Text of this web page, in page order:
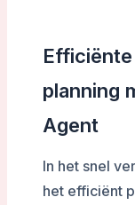
planning
Agent
In het snel
het efficiënt